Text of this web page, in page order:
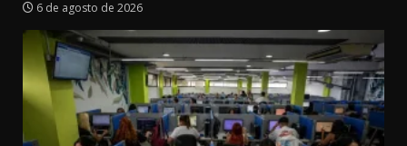
6 de agosto de 2026